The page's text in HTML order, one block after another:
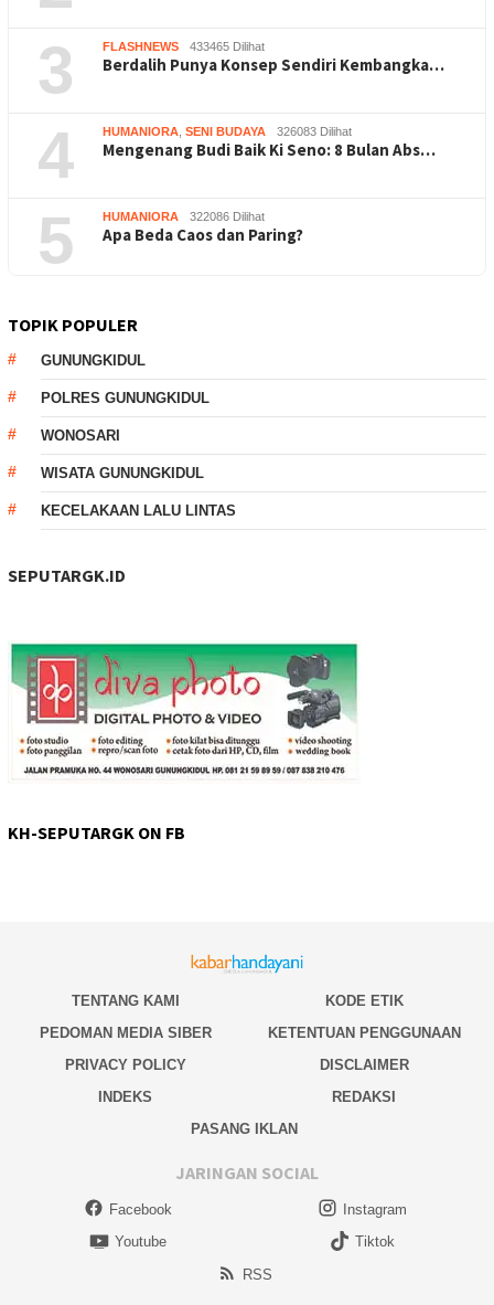
3 FLASHNEWS 433465 Dilihat
Berdalih Punya Konsep Sendiri Kembangka…
4 HUMANIORA SENI BUDAYA 326083 Dilihat
Mengenang Budi Baik Ki Seno: 8 Bulan Abs…
5 HUMANIORA 322086 Dilihat
Apa Beda Caos dan Paring?
TOPIK POPULER
GUNUNGKIDUL
POLRES GUNUNGKIDUL
WONOSARI
WISATA GUNUNGKIDUL
KECELAKAAN LALU LINTAS
SEPUTARGK.ID
KH-SEPUTARGK ON FB
TENTANG KAMI
KODE ETIK
PEDOMAN MEDIA SIBER
KETENTUAN PENGGUNAAN
PRIVACY POLICY
DISCLAIMER
INDEKS
REDAKSI
PASANG IKLAN
JARINGAN SOCIAL
Facebook
Instagram
Youtube
Tiktok
RSS